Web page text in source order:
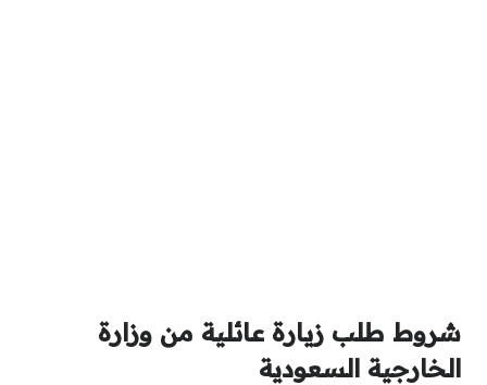
شروط طلب زيارة عائلية من وزارة
الخارجية السعودية